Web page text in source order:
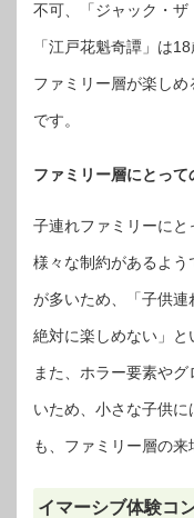
不可、「ジャック・ザ
「江戸花魁奇譚」は
ファミリー層が楽し
です。
ファミリー層にとって
子連れファミリーに
様々な制約があるよ
が多いため、「子供
絶対に楽しめない」と
また、ホラー要素や
いため、小さな子供
も、ファミリー層の来
イマーシブ体験コ